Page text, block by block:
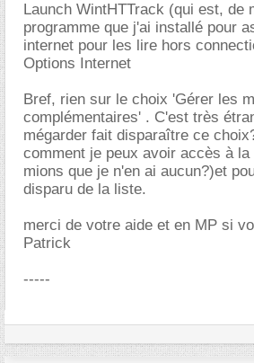
Launch WintHTTrack (qui est, de
programme que j'ai installé pour
internet pour les lire hors
Options Internet
Bref, rien sur le choix 'Gérer les
complémentaires' . C'est très
mégarder fait disparaître ce
comment je peux avoir accès à
mions que je n'en ai aucun?)et
disparu de la liste.
merci de votre aide et en MP si
Patrick
-----